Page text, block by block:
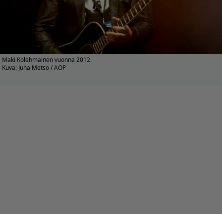
Maki Kolehmainen vuonna 2012.
Kuva: Juha Metso / AOP